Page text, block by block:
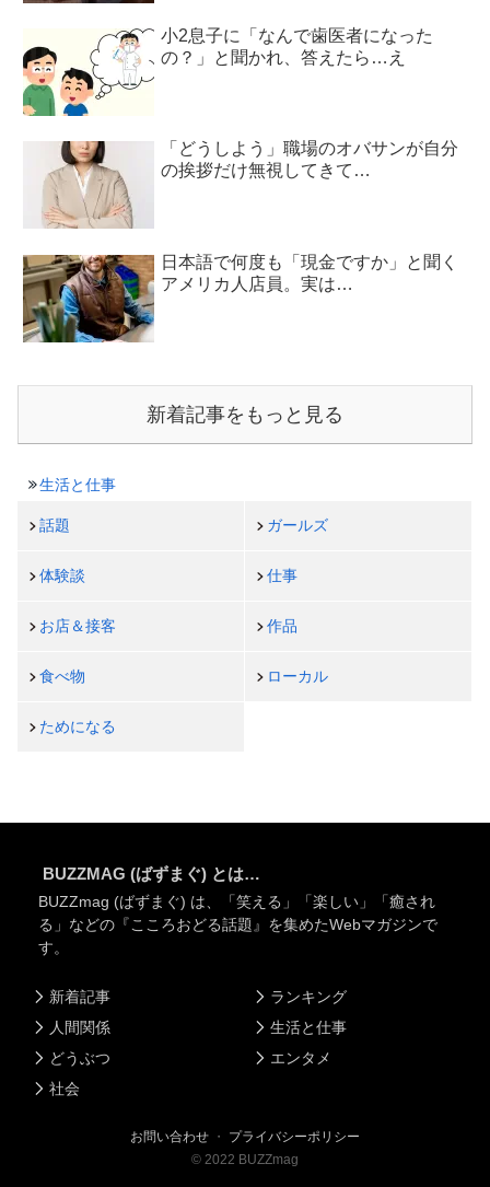
小2息子に「なんで歯医者になった
の？」と聞かれ、答えたら…え
「どうしよう」職場のオバサンが自分
の挨拶だけ無視してきて…
日本語で何度も「現金ですか」と聞く
アメリカ人店員。実は…
新着記事をもっと見る
生活と仕事
話題 ガールズ
体験談 仕事
お店＆接客 作品
食べ物 ローカル
ためになる
BUZZMAG (ばずまぐ) とは…
BUZZmag (ばずまぐ) は、「笑える」「楽しい」「癒され
る」などの『こころおどる話題』を集めたWebマガジンで
す。
新着記事
人間関係
どうぶつ
社会
ランキング
生活と仕事
エンタメ
お問い合わせ ・ プライバシーポリシー
© 2022 BUZZmag